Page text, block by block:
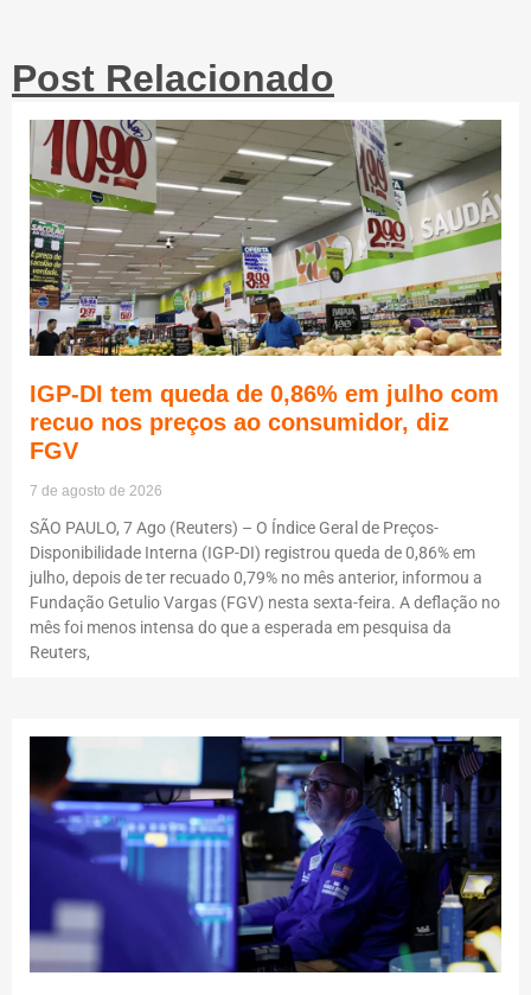
Post Relacionado
IGP-DI tem queda de 0,86% em julho com
recuo nos preços ao consumidor, diz
FGV
7 de agosto de 2026
SÃO PAULO, 7 Ago (Reuters) – O Índice Geral de Preços-
Disponibilidade Interna (IGP-DI) registrou queda de 0,86% em
julho, depois de ter recuado 0,79% no mês anterior, informou a
Fundação Getulio Vargas (FGV) nesta sexta-feira. A deflação no
mês foi menos intensa do que a esperada em pesquisa da
Reuters,